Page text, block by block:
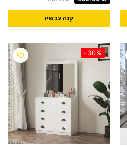
קנה עכשיו
-30%